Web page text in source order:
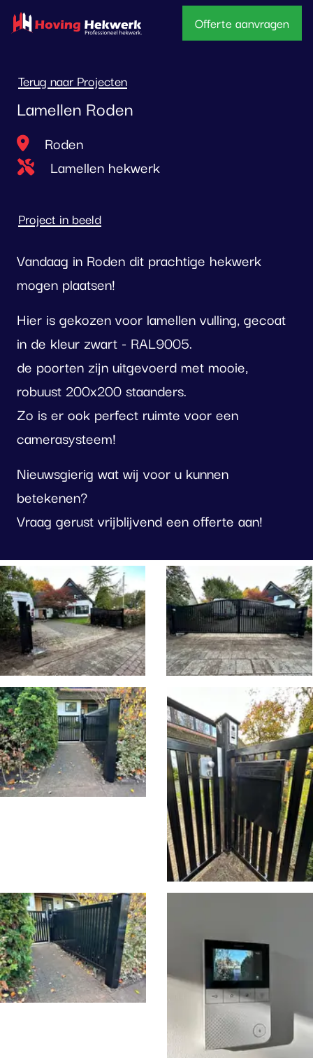
overslaan
Offerte aanvragen
Terug naar Projecten
Lamellen Roden
Locatie
Roden
Type project
Lamellen hekwerk
Project in beeld
Vandaag in Roden dit prachtige hekwerk
mogen plaatsen!
Hier is gekozen voor lamellen vulling, gecoat
in de kleur zwart - RAL9005.
de poorten zijn uitgevoerd met mooie,
robuust 200x200 staanders.
Zo is er ook perfect ruimte voor een
camerasysteem!
Nieuwsgierig wat wij voor u kunnen
betekenen?
Vraag gerust vrijblijvend een offerte aan!